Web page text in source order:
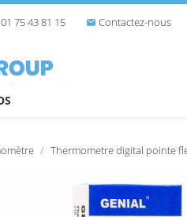
75 43 81 15  Contactez-nous
Thermometre digital pointe